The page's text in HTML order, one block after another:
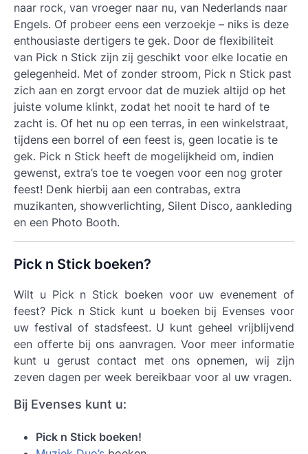
naar rock, van vroeger naar nu, van Nederlands naar
Engels. Of probeer eens een verzoekje – niks is deze
enthousiaste dertigers te gek. Door de flexibiliteit
van Pick n Stick zijn zij geschikt voor elke locatie en
gelegenheid. Met of zonder stroom, Pick n Stick past
zich aan en zorgt ervoor dat de muziek altijd op het
juiste volume klinkt, zodat het nooit te hard of te
zacht is. Of het nu op een terras, in een winkelstraat,
tijdens een borrel of een feest is, geen locatie is te
gek. Pick n Stick heeft de mogelijkheid om, indien
gewenst, extra’s toe te voegen voor een nog groter
feest! Denk hierbij aan een contrabas, extra
muzikanten, showverlichting, Silent Disco, aankleding
en een Photo Booth.
Pick n Stick boeken?
Wilt u Pick n Stick boeken voor uw evenement of
feest? Pick n Stick kunt u boeken bij Evenses voor
uw festival of stadsfeest. U kunt geheel vrijblijvend
een offerte bij ons aanvragen. Voor meer informatie
kunt u gerust contact met ons opnemen, wij zijn
zeven dagen per week bereikbaar voor al uw vragen.
Bij Evenses kunt u:
Pick n Stick boeken!